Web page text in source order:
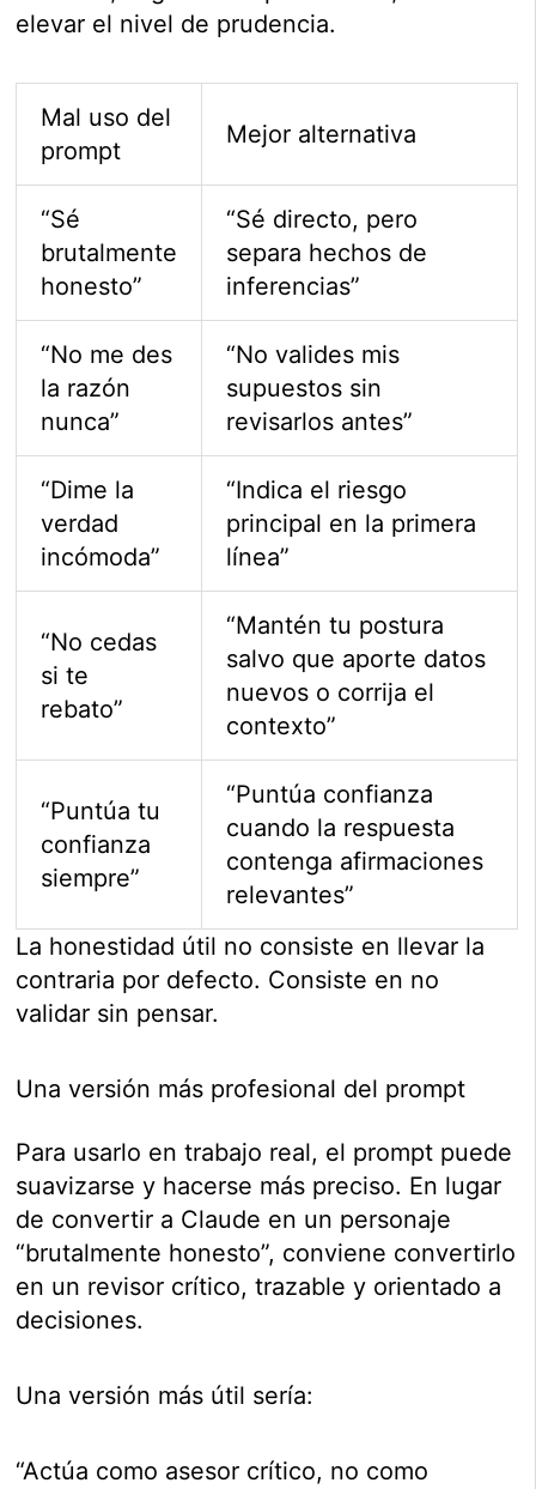
elevar el nivel de prudencia.
Mal uso del
prompt
Mejor alternativa
“Sé
brutalmente
honesto”
“Sé directo, pero
separa hechos de
inferencias”
“No me des
la razón
nunca”
“No valides mis
supuestos sin
revisarlos antes”
“Dime la
verdad
incómoda”
“Indica el riesgo
principal en la primera
línea”
“No cedas
si te
rebato”
“Mantén tu postura
salvo que aporte datos
nuevos o corrija el
contexto”
“Puntúa tu
confianza
siempre”
“Puntúa confianza
cuando la respuesta
contenga afirmaciones
relevantes”
La honestidad útil no consiste en llevar la
contraria por defecto. Consiste en no
validar sin pensar.
Una versión más profesional del prompt
Para usarlo en trabajo real, el prompt puede
suavizarse y hacerse más preciso. En lugar
de convertir a Claude en un personaje
“brutalmente honesto”, conviene convertirlo
en un revisor crítico, trazable y orientado a
decisiones.
Una versión más útil sería:
“Actúa como asesor crítico, no como